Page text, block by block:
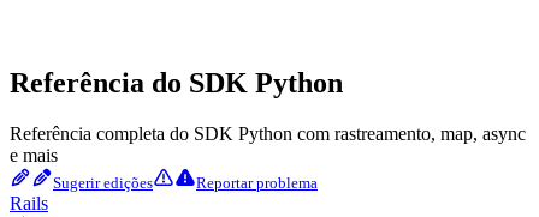
Referência do SDK Python
Referência completa do SDK Python com rastreamento, map, async
e mais
Sugerir edições Reportar problema
Rails